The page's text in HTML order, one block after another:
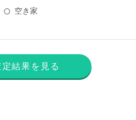
空き家
定結果を見る